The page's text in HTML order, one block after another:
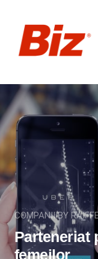
COMPANII BY
Parteneriat
femeilor